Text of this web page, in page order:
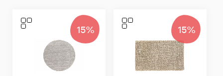
15% 15%